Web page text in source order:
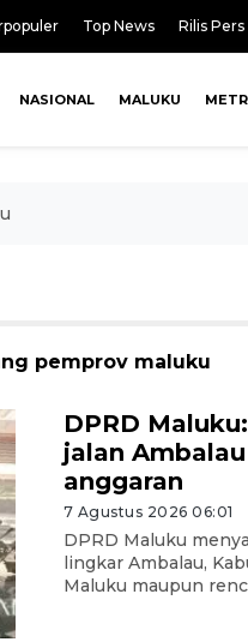
Top News Rilis Pers
NASIONAL MALUKU
pemprov maluku
DPRD
jalan
anggaran
7 Agustus 2026 06:01
DPRD Maluku
lingkar Ambalau,
Maluku maupun